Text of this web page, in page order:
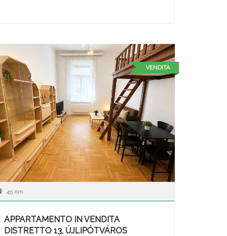
VENDITA
45 nm
APPARTAMENTO IN VENDITA
DISTRETTO 13, ÚJLIPÓTVÁROS